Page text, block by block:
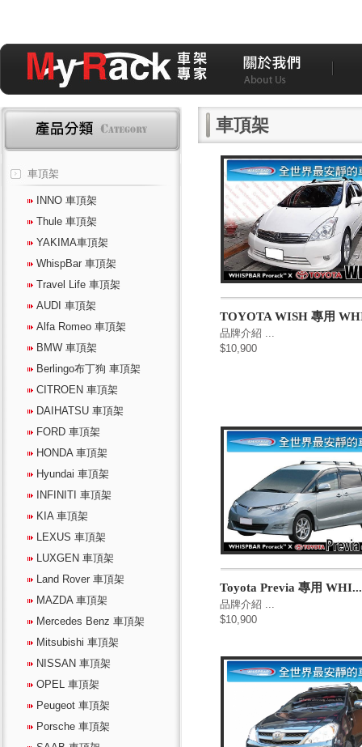
車頂架
INNO 車頂架
Thule 車頂架
YAKIMA車頂架
WhispBar 車頂架
Travel Life 車頂架
AUDI 車頂架
Alfa Romeo 車頂架
BMW 車頂架
Berlingo布丁狗 車頂架
CITROEN 車頂架
DAIHATSU 車頂架
FORD 車頂架
HONDA 車頂架
Hyundai 車頂架
INFINITI 車頂架
KIA 車頂架
LEXUS 車頂架
LUXGEN 車頂架
Land Rover 車頂架
MAZDA 車頂架
Mercedes Benz 車頂架
Mitsubishi 車頂架
NISSAN 車頂架
OPEL 車頂架
Peugeot 車頂架
Porsche 車頂架
車頂架
TOYOTA WISH 專用
品牌介紹 ...
$10,900
Toyota Previa 專用 WHI...
品牌介紹 ...
$10,900